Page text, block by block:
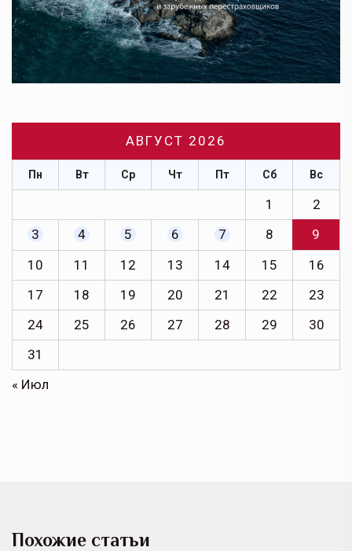
АВГУСТ 2026
Пн Вт Ср Чт Пт Сб Вс
1
2
3
4 5 6 7 8
9
10
11 12 13 14 15
16
17
18 19 20 21 22
23
24
25 26 27 28 29
30
31
« Июл
Похожие статьи